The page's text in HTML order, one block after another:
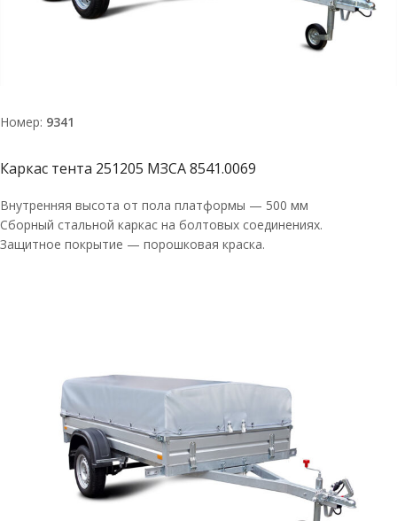
Номер: 9341
Каркас тента 251205 МЗСА 8541.0069
Внутренняя высота от пола платформы — 500 мм
Сборный стальной каркас на болтовых соединениях.
Защитное покрытие — порошковая краска.